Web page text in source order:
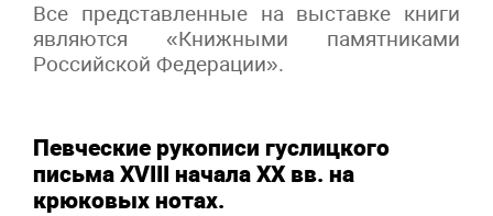
Все представленные на выставке книги
являются «Книжными памятниками
Российской Федерации».
Певческие рукописи гуслицкого
письма XVIII начала XX вв. на
крюковых нотах.